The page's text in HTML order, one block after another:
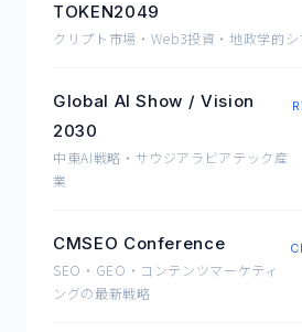
TOKEN2049
クリプト市場・Web3投資・地政学的シ
Global AI Show / Vision
2030
中東AI戦略・サウジアラビアテック産
業
CMSEO Conference
SEO・GEO・コンテンツマーケティ
ングの最新戦略